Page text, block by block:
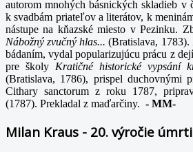
autorom mnohých básnických skladieb v
k svadbám priateľov a literátov, k
nástupe na kňazské miesto v Pezinku.
Nábožný zvučný hlas...(Bratislava, 1783).
bádaním, vydal popularizujúcu prácu z
pre školy Kratičné historické vypsání
(Bratislava, 1786), prispel duchovnými
Cithary sanctorum z roku 1787,
(1787). Prekladal z maďarčiny. - MM-
Milan Kraus - 20. výročie